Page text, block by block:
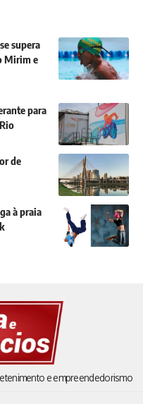
supera
Mirim e
para
de
à praia
e empreendedorismo